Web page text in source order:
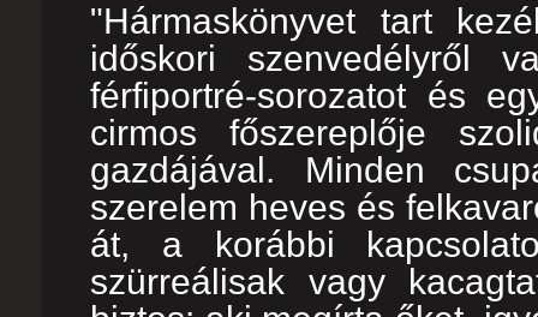
"Hármaskönyvet tart
időskori szenvedélyről
férfiportré-sorozatot és
cirmos főszereplője
gazdájával. Minden
szerelem heves és
át, a korábbi
szürreálisak vagy